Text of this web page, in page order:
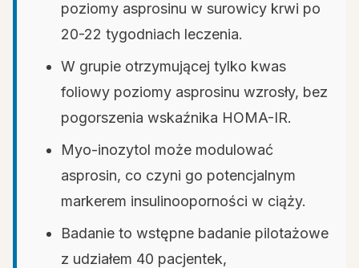
poziomy asprosinu w surowicy krwi po
20-22 tygodniach leczenia.
W grupie otrzymującej tylko kwas
foliowy poziomy asprosinu wzrosły, bez
pogorszenia wskaźnika HOMA-IR.
Myo-inozytol może modulować
asprosin, co czyni go potencjalnym
markerem insulinooporności w ciąży.
Badanie to wstępne badanie pilotażowe
z udziałem 40 pacjentek,